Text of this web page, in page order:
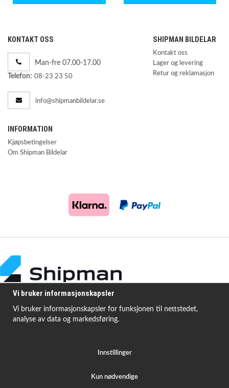
KONTAKT OSS
Man-fre 07.00-17.00
Telefon: 08-23 23 50
info@shipmanbildelar.se
SHIPMAN BILDELAR
Kontakt oss
Lager og levering
Retur og reklamasjon
INFORMATION
Kjøpsbetingelser
Om Shipman Bildelar
Shipman Bildelar tilbyr høykvalitets og rimelige produkter for å løse
Vi bruker informasjonskapsler
Vi bruker informasjonskapsler for funksjonen til nettstedet,
analyse av data og markedsføring.
Innstillinger
Kun nødvendige